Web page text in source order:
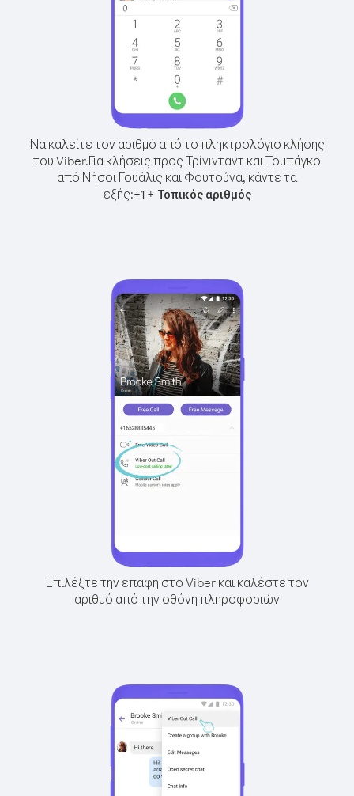
Να καλείτε τον αριθμό από το πληκτρολόγιο κλήσης
του Viber.Για κλήσεις προς Τρίνινταντ και Τομπάγκο
από Νήσοι Γουάλις και Φουτούνα, κάντε τα
εξής:+1+ Τοπικός αριθμός
Επιλέξτε την επαφή στο Viber και καλέστε τον
αριθμό από την οθόνη πληροφοριών